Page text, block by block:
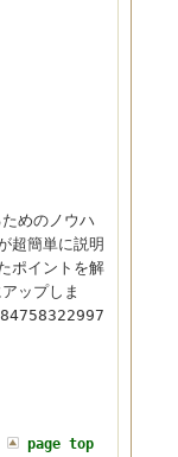
めのノウハ
超簡単に説明
ポイントを解
ップしま
page top